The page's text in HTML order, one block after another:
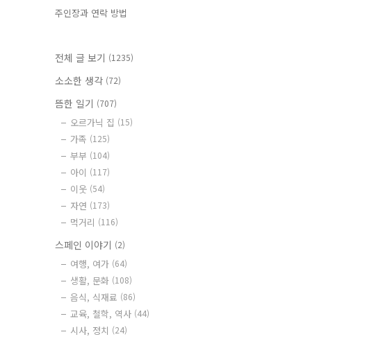
주인장과 연락 방법
전체 글 보기 (1235)
소소한 생각 (72)
뜸한 일기 (707)
오르가닉 집 (15)
가족 (125)
부부 (104)
아이 (117)
이웃 (54)
자연 (173)
먹거리 (116)
스페인 이야기 (2)
여행, 여가 (64)
생활, 문화 (108)
음식, 식재료 (86)
교육, 철학, 역사 (44)
시사, 정치 (24)